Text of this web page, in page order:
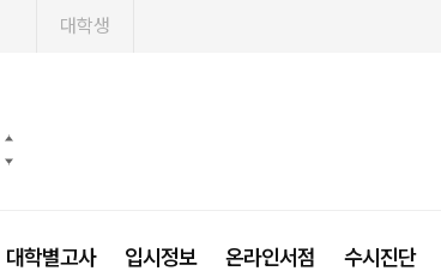
대학생
대학별고사 입시정보 온라인서점 수시진단